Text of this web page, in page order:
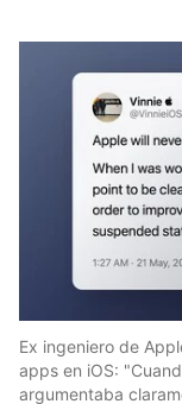
Ex ingeniero de
apps en iOS:
argumentaba